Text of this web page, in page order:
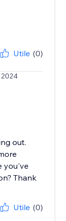
Utile (0)
2024
out.
you've
Thank
Utile (0)